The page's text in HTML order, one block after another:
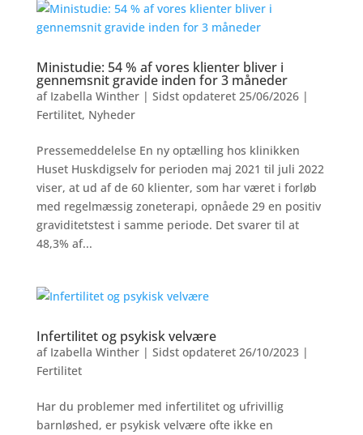
Ministudie: 54 % af vores klienter bliver i
gennemsnit gravide inden for 3 måneder
af Izabella Winther| Sidst opdateret 25/06/2026|
Fertilitet, Nyheder
Pressemeddelelse En ny optælling hos klinikken
Huset Huskdigselv for perioden maj 2021 til juli 2022
viser, at ud af de 60 klienter, som har været i forløb
med regelmæssig zoneterapi, opnåede 29 en positiv
graviditetstest i samme periode. Det svarer til at
48,3% af...
Infertilitet og psykisk velvære
af Izabella Winther| Sidst opdateret 26/10/2023|
Fertilitet
Har du problemer med infertilitet og ufrivillig
barnløshed, er psykisk velvære ofte ikke en